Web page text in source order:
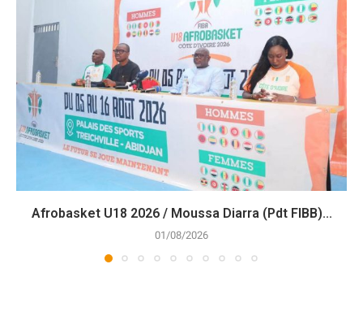
Afrobasket U18 2026 / Moussa Diarra (Pdt FIBB)...
01/08/2026